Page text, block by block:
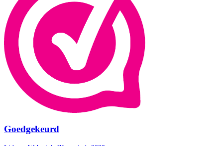
Goedgekeurd